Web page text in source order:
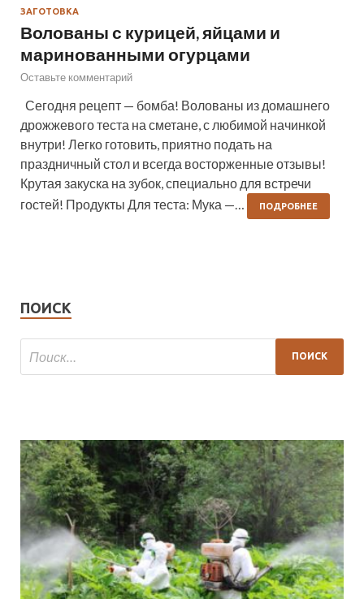
ЗАГОТОВКА
Волованы с курицей, яйцами и
маринованными огурцами
Оставьте комментарий
Сегодня рецепт — бомба! Волованы из домашнего
дрожжевого теста на сметане, с любимой начинкой
внутри! Легко готовить, приятно подать на
праздничный стол и всегда восторженные отзывы!
Крутая закуска на зубок, специально для встречи
гостей! Продукты Для теста: Мука —…
ПОДРОБНЕЕ
ПОИСК